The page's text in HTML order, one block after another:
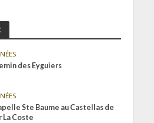
des Eyguiers
Ste Baume au Castellas de
Coste